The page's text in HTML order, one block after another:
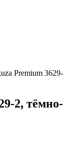
Premium 3629-
2, тёмно-